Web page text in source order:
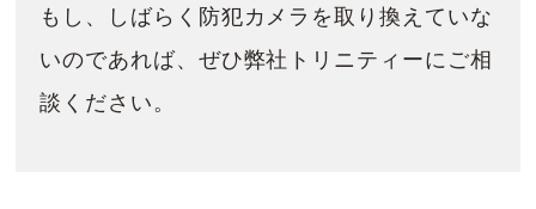
もし、しばらく防犯カメラを取り換えていな
いのであれば、ぜひ弊社トリニティーにご相
談ください。